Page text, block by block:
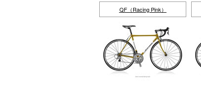
QF（Racing Pink）